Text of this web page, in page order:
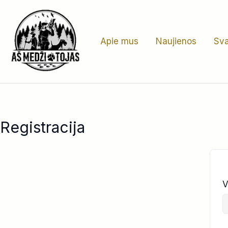
turinio
Apie mus
Naujienos
Registracija